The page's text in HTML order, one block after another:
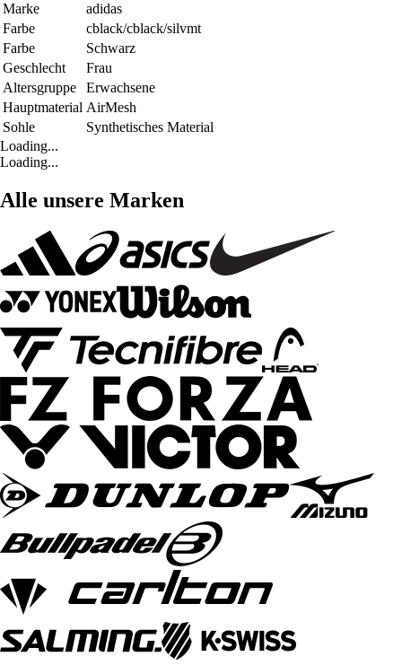
Marke
adidas
Farbe
cblack/cblack/silvmt
Farbe
Schwarz
Geschlecht
Frau
Altersgruppe
Erwachsene
Hauptmaterial AirMesh
Sohle
Synthetisches Material
Loading...
Loading...
Alle unsere Marken